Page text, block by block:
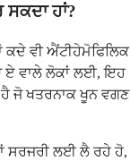
ਹਾਂ?
ਕਦੇ ਵੀ ਐਂਟੀਹੇਮੋਫਿਲਿਕ
ਏ ਵਾਲੇ ਲੋਕਾਂ ਲਈ, ਇਹ
ਜੋ ਖਤਰਨਾਕ ਖੂਨ ਵਗਣ
ਸਰਜਰੀ ਲਈ ਲੈ ਰਹੇ ਹੋ,